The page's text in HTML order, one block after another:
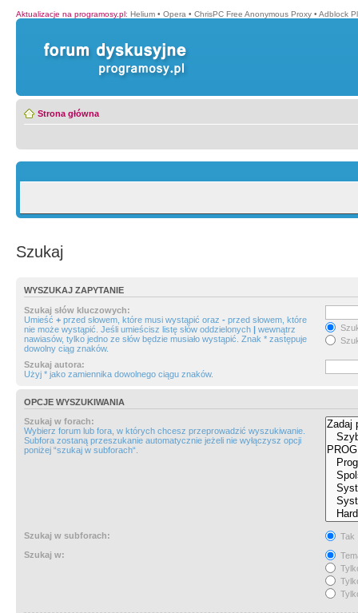
Aktualizacje na programosy.pl: Helium • Opera • ChrisPC Free Anonymous Proxy • Adblock
Strona główna
Szukaj
WYSZUKAJ ZAPYTANIE
Szukaj słów kluczowych:
Umieść + przed słowem, które musi wystąpić oraz - przed słowem, które
nie może wystąpić. Jeśli umieścisz listę słów oddzielonych | wewnątrz
nawiasów, tylko jedno ze słów będzie musiało wystąpić. Znak * zastępuje
dowolny ciąg znaków.
Szukaj autora:
Użyj * jako zamiennika dowolnego ciągu znaków.
OPCJE WYSZUKIWANIA
Szukaj w forach:
Wybierz forum lub fora, w których chcesz przeprowadzić wyszukiwanie.
Subfora zostaną przeszukanie automatycznie jeżeli nie wyłączysz opcji
poniżej “szukaj w subforach“.
Szukaj w subforach:
Tak
Szukaj w: